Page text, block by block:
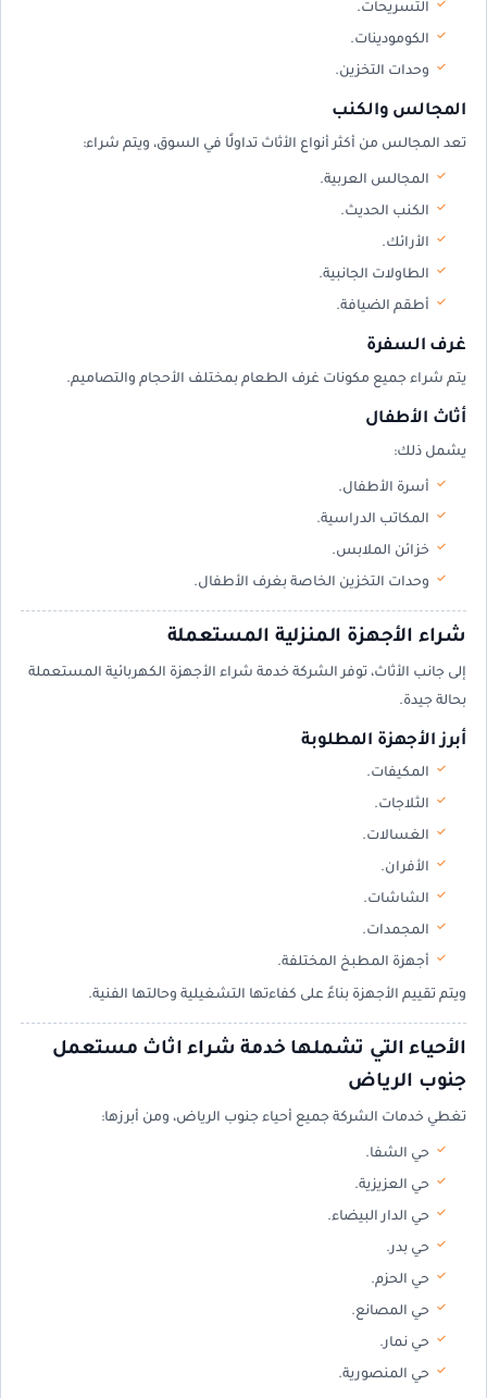
التسريحات.
الكومودينات.
وحدات التخزين.
المجالس والكنب
تعد المجالس من أكثر أنواع الأثاث تداولًا في السوق، ويتم شراء:
المجالس العربية.
الكنب الحديث.
الأرائك.
الطاولات الجانبية.
أطقم الضيافة.
غرف السفرة
يتم شراء جميع مكونات غرف الطعام بمختلف الأحجام والتصاميم.
أثاث الأطفال
يشمل ذلك:
أسرة الأطفال.
المكاتب الدراسية.
خزائن الملابس.
وحدات التخزين الخاصة بغرف الأطفال.
شراء الأجهزة المنزلية المستعملة
إلى جانب الأثاث، توفر الشركة خدمة شراء الأجهزة الكهربائية المستعملة
بحالة جيدة.
أبرز الأجهزة المطلوبة
المكيفات.
الثلاجات.
الغسالات.
الأفران.
الشاشات.
المجمدات.
أجهزة المطبخ المختلفة.
ويتم تقييم الأجهزة بناءً على كفاءتها التشغيلية وحالتها الفنية.
الأحياء التي تشملها خدمة شراء اثاث مستعمل
جنوب الرياض
تغطي خدمات الشركة جميع أحياء جنوب الرياض، ومن أبرزها:
حي الشفا.
حي العزيزية.
حي الدار البيضاء.
حي بدر.
حي الحزم.
حي المصانع.
حي نمار.
حي المنصورية.